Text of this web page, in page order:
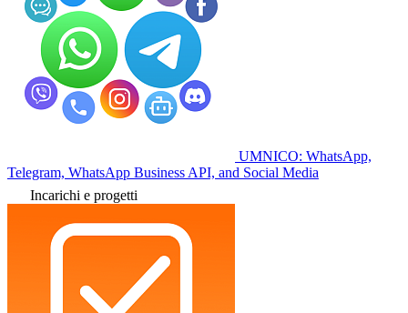
UMNICO: WhatsApp,
Telegram, WhatsApp Business API, and Social Media
Incarichi e progetti